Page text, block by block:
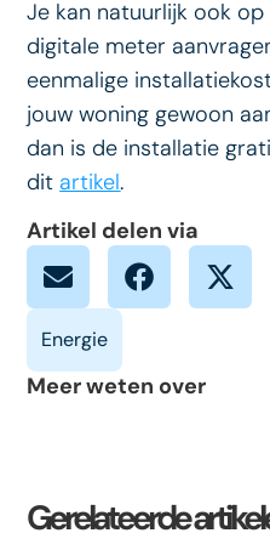
Je kan natuurlijk ook op
digitale meter
eenmalige
jouw woning gewoon
dan is de installatie
dit artikel.
Artikel delen via
Meer weten over
Gerelateerde